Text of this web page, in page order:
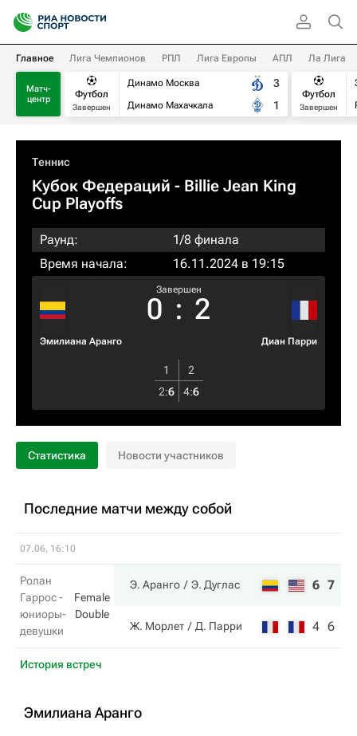
Главное Лига Чемпионов РПЛ Лига Европы АПЛ Ла Лига
Матч-
центр
Футбол
Завершен
Динамо Москва
Динамо Махачкала
3
1
Футбол
Завершен
Теннис
Кубок Федераций - Billie Jean King
Cup Playoffs
Раунд:
1/8 финала
Время начала:
16.11.2024 в 19:15
Эмилиана Аранго
Завершен
0 : 2
Диан Парри
1
2
2:6 4:6
Статистика Новости участников
Последние матчи между собой
07.06, 16:10
Ролан
Гаррос -
юниоры-
девушки
Female
Double
Э. Аранго Э. Дуглас 6 7
Ж. Морлет Д. Парри 4 6
История встреч
Эмилиана Аранго